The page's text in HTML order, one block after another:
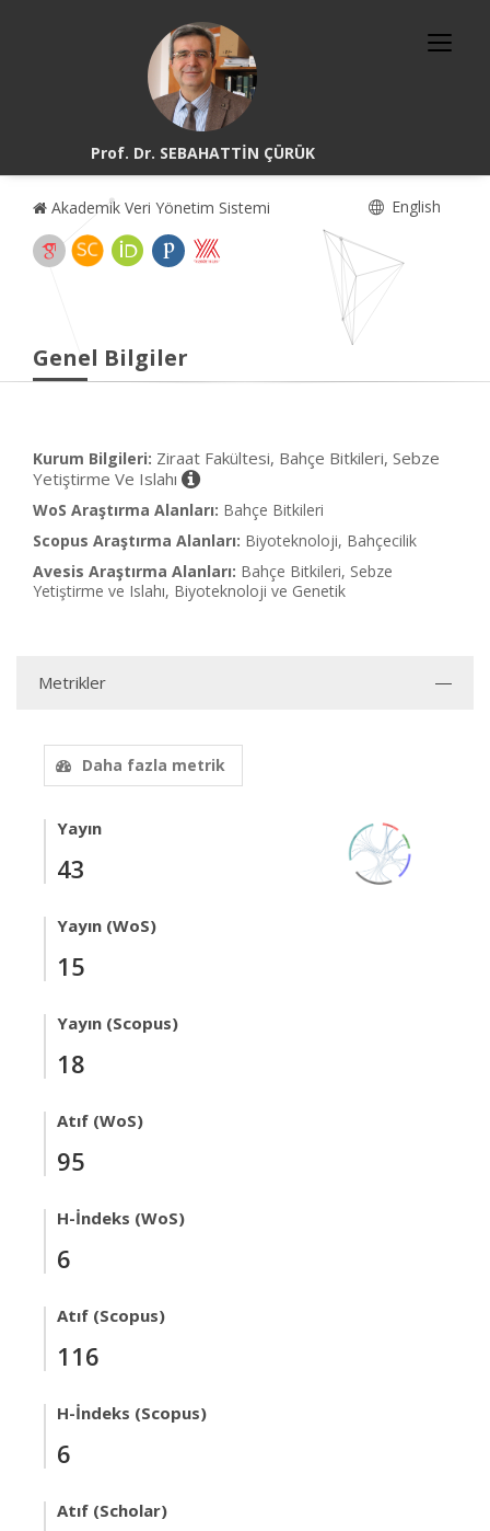
Prof. Dr. SEBAHATTİN ÇÜRÜK
Akademik Veri Yönetim Sistemi English
Genel Bilgiler
Kurum Bilgileri: Ziraat Fakültesi, Bahçe Bitkileri, Sebze
Yetiştirme Ve Islahı
WoS Araştırma Alanları: Bahçe Bitkileri
Scopus Araştırma Alanları: Biyoteknoloji, Bahçecilik
Avesis Araştırma Alanları: Bahçe Bitkileri, Sebze
Yetiştirme ve Islahı, Biyoteknoloji ve Genetik
Metrikler
Daha fazla metrik
Yayın
43
Yayın (WoS)
15
Yayın (Scopus)
18
Atıf (WoS)
95
H-İndeks (WoS)
6
Atıf (Scopus)
116
H-İndeks (Scopus)
6
Atıf (Scholar)